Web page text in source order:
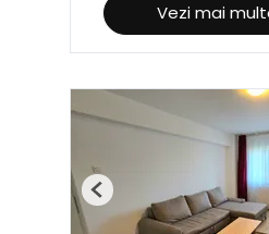
Vezi mai
Previous